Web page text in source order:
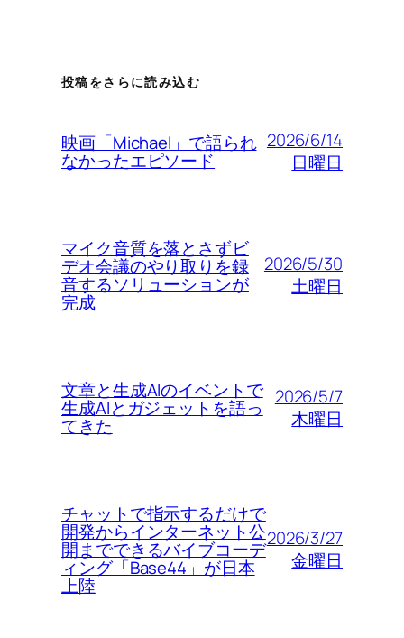
投稿をさらに読み込む
映画「Michael」で語られ
なかったエピソード
2026/6/14
日曜日
マイク音質を落とさずビ
デオ会議のやり取りを録
音するソリューションが
完成
2026/5/30
土曜日
文章と生成AIのイベントで
生成AIとガジェットを語っ
てきた
2026/5/7
木曜日
チャットで指示するだけで
開発からインターネット公
開までできるバイブコーデ
ィング「Base44」が日本
上陸
2026/3/27
金曜日